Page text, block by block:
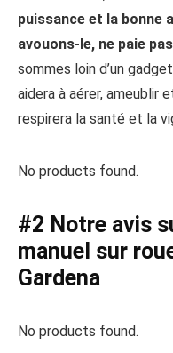
puissance et la bonne
avouons-le, ne paie
sommes loin d’un
aidera à aérer, ameublir
respirera la santé et la
No products found.
#2 Notre avis
manuel sur
Gardena
No products found.